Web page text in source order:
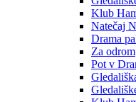
Klub
Natečaj
Drama
Za odrom
Pot v